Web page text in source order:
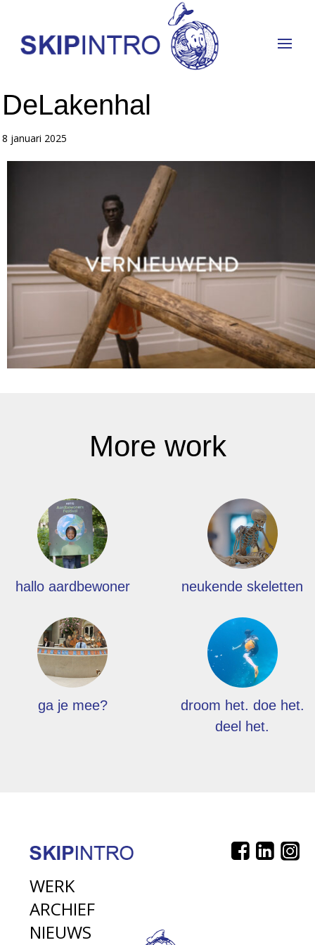
DeLakenhal
8 januari 2025
More work
hallo aardbewoner neukende skeletten
ga je mee?
droom het. doe het.
deel het.
WERK
ARCHIEF
NIEUWS